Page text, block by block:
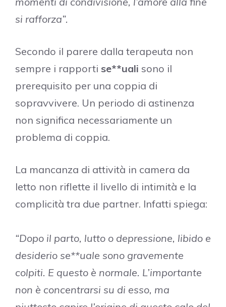
si rafforza”.
Secondo il parere dalla terapeuta non
sempre i rapporti se**uali sono il
prerequisito per una coppia di
sopravvivere. Un periodo di astinenza
non significa necessariamente un
problema di coppia.
La mancanza di attività in camera da
letto non riflette il livello di intimità e la
complicità tra due partner. Infatti spiega:
“Dopo il parto, lutto o depressione, libido e
desiderio se**uale sono gravemente
colpiti. E questo è normale. L’importante
non è concentrarsi su di esso, ma